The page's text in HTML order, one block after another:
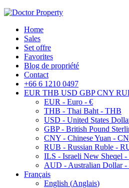
Home
Sales
Set offre
Favorites
Blog de propriété
Contact
+66 6 1210 0497
EUR THB USD GBP CNY
EUR - Euro - €
THB - Thai Baht - THB
USD - United States
GBP - British Pound
CNY - Chinese Yuan -
RUB - Russian Ruble -
ILS - Israeli New Sheqel -
AUD - Australian Dollar
Français
English (Anglais)